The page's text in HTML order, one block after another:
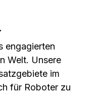
engagierten
Welt. Unsere
im
für Roboter zu